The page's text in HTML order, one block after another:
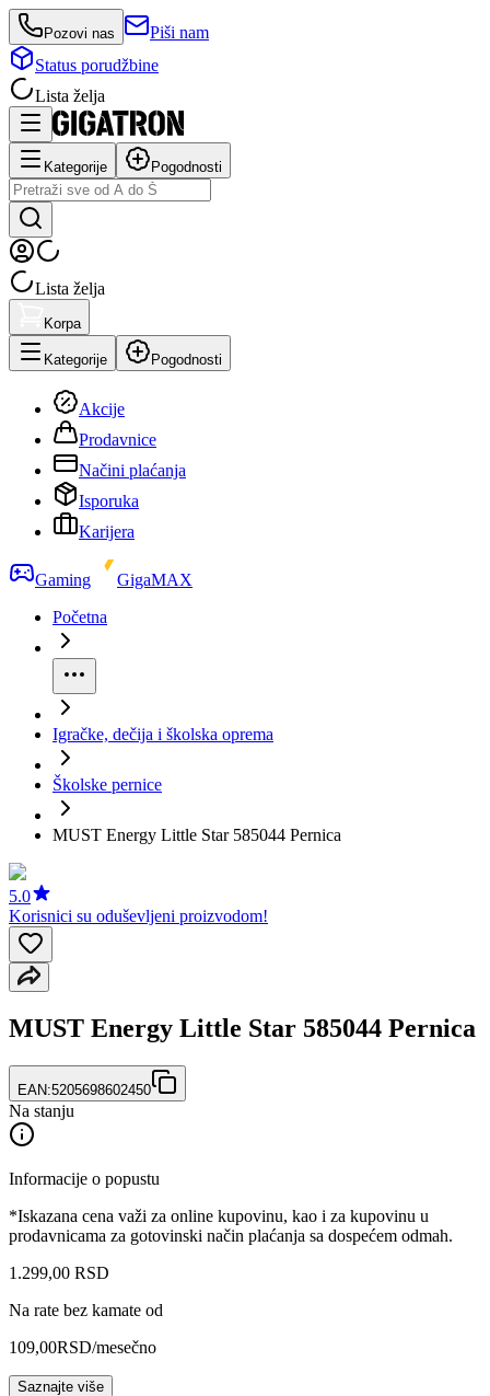
Pozovi nas
Piši nam
Status porudžbine
Lista želja
Kategorije Pogodnosti
Lista želja
Korpa
Kategorije Pogodnosti
Akcije
Prodavnice
Načini plaćanja
Isporuka
Karijera
Gaming
GigaMAX
Početna
Igračke, dečija i školska oprema
Školske pernice
MUST Energy Little Star 585044 Pernica
5.0
Korisnici su oduševljeni proizvodom!
MUST Energy Little Star 585044 Pernica
EAN:5205698602450
Na stanju
Informacije o popustu
*Iskazana cena važi za online kupovinu, kao i za kupovinu u
prodavnicama za gotovinski način plaćanja sa dospećem odmah.
1.299,00 RSD
Na rate bez kamate od
109,00RSD/mesečno
Saznajte više